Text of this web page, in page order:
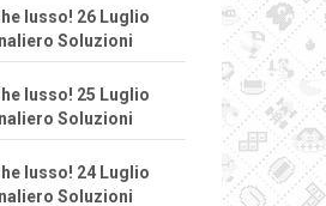
lusso! 26 Luglio
Soluzioni
lusso! 25 Luglio
Soluzioni
lusso! 24 Luglio
Soluzioni